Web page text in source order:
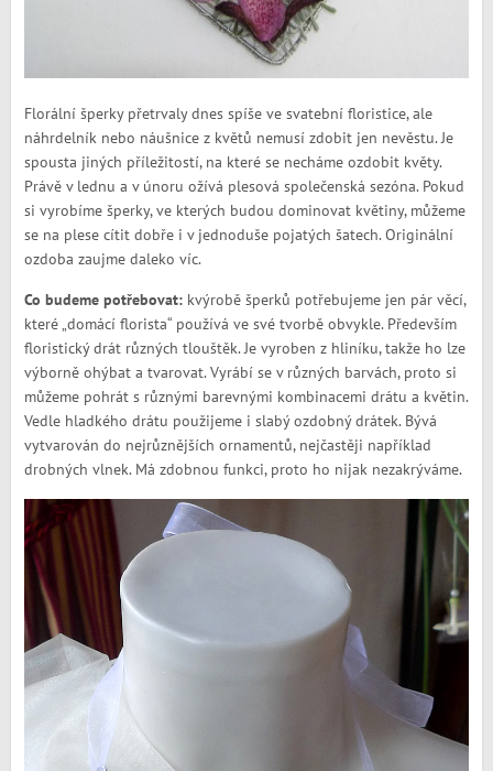
Florální šperky přetrvaly dnes spíše ve svatební floristice, ale
náhrdelník nebo náušnice z květů nemusí zdobit jen nevěstu. Je
spousta jiných příležitostí, na které se necháme ozdobit květy.
Právě v lednu a v únoru ožívá plesová společenská sezóna. Pokud
si vyrobíme šperky, ve kterých budou dominovat květiny, můžeme
se na plese cítit dobře i v jednoduše pojatých šatech. Originální
ozdoba zaujme daleko víc.
Co budeme potřebovat: kvýrobě šperků potřebujeme jen pár věcí,
které „domácí florista“ používá ve své tvorbě obvykle. Především
floristický drát různých tlouštěk. Je vyroben z hliníku, takže ho lze
výborně ohýbat a tvarovat. Vyrábí se v různých barvách, proto si
můžeme pohrát s různými barevnými kombinacemi drátu a květin.
Vedle hladkého drátu použijeme i slabý ozdobný drátek. Bývá
vytvarován do nejrůznějších ornamentů, nejčastěji například
drobných vlnek. Má zdobnou funkci, proto ho nijak nezakrýváme.